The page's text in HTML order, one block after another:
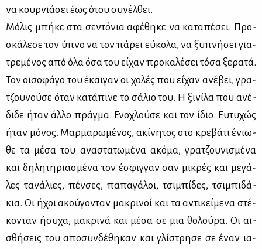
να κουρ­νιά­σει έως ότου συ­νέλ­θει.
Μό­λις μπή­κε στα σε­ντό­νια αφέ­θη­κε να κα­τα­πέ­σει. Προ­
σκά­λε­σε τον ύπνο να τον πά­ρει εύ­κο­λα, να ξυ­πνή­σει για­
τρε­μέ­νος από όλα όσα του εί­χαν προ­κα­λέ­σει τό­σα ξε­ρα­τά.
Τον οι­σο­φά­γο του έκαι­γαν οι χο­λές που εί­χαν ανέ­βει, γρα­
τζου­νού­σε όταν κα­τά­πι­νε το σά­λιο του. Η ξι­νί­λα που ανέ­
δι­δε ήταν άλ­λο πράγ­μα. Ενο­χλού­σε και τον ίδιο. Ευ­τυ­χώς
ήταν μό­νος. Μαρ­μα­ρω­μέ­νος, ακί­νη­τος στο κρε­βά­τι ένιω­
θε τα μέ­σα του ανα­στα­τω­μέ­να ακό­μα, γρα­τζου­νι­σμέ­να
και δη­λη­τη­ρια­σμέ­να τον έσφιγ­γαν σαν μι­κρές και με­γά­
λες τα­νά­λιες, πέν­σες, πα­πα­γά­λοι, τσι­μπί­δες, τσι­μπι­δά­
κια. Οι ήχοι ακού­γο­νταν μα­κρι­νοί και τα αντι­κεί­με­να στέ­
κο­νταν ήσυ­χα, μα­κρι­νά και μέ­σα σε μια θο­λού­ρα. Οι αι­
σθή­σεις του απο­συν­δέ­θη­καν και γλί­στρη­σε σε έναν ια­